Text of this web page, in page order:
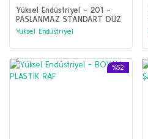
Yüksel Endüstriyel - 201 -
PASLANMAZ STANDART DÜZ
RAF
Yüksel Endüstriyel
%52